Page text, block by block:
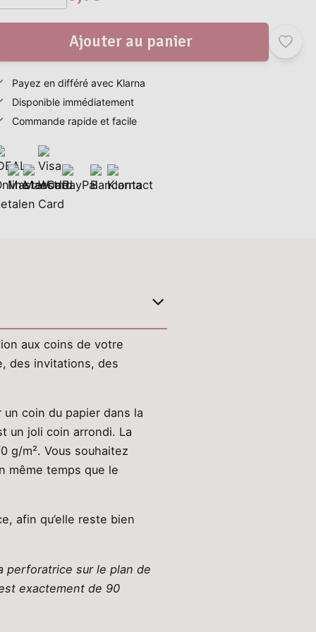
Ajouter au panier
Payez en différé avec Klarna
Disponible immédiatement
Commande rapide et facile
aux coins de votre
des invitations, des
coin du papier dans la
un joli coin arrondi. La
g/m². Vous souhaitez
même temps que le
afin qu’elle reste bien
perforatrice sur le plan de
exactement de 90